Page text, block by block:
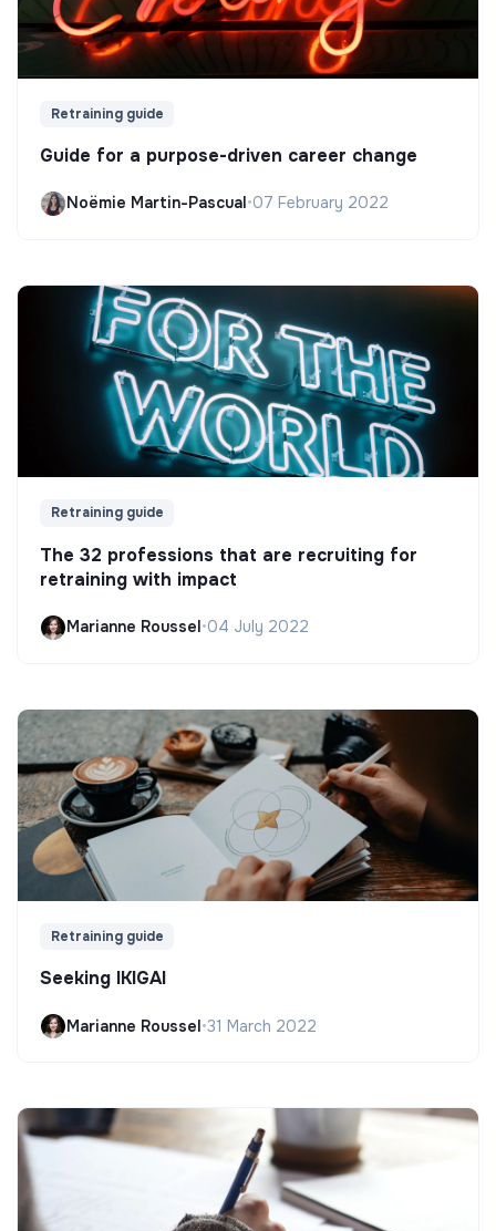
Retraining guide
Guide for a purpose-driven career change
Noëmie Martin-Pascual •07 February 2022
Retraining guide
The 32 professions that are recruiting for
retraining with impact
Marianne Roussel•04 July 2022
Retraining guide
Seeking IKIGAI
Marianne Roussel•31 March 2022